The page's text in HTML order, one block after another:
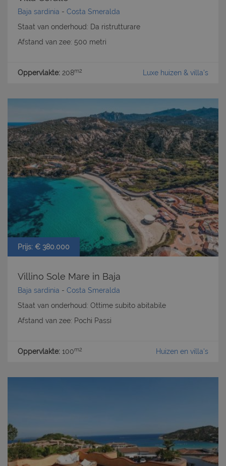
Baja sardinia - Costa Smeralda
Staat van onderhoud: Da ristrutturare
Afstand van zee: 500 metri
Oppervlakte: 208m2 Luxe huizen & villa's
Prijs: € 380.000
Villino Sole Mare in Baja
Baja sardinia - Costa Smeralda
Staat van onderhoud: Ottime subito abitabile
Afstand van zee: Pochi Passi
Oppervlakte: 100m2 Huizen en villa's